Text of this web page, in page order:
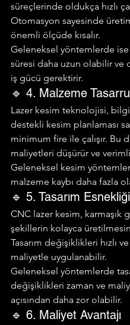
süreçlerinde oldukça hızlı
Otomasyon sayesinde
önemli ölçüde kısalır.
Geleneksel yöntemlerde
süresi daha uzun olabilir ve
iş gücü gerektirir.
🔹 4. Malzeme
Lazer kesim teknolojisi,
destekli kesim planlaması
minimum fire ile çalışır. Bu
maliyetleri düşürür ve
Geleneksel kesim
malzeme kaybı daha fazla
🔹 5. Tasarım Esnekliği
CNC lazer kesim, karmaşık
şekillerin kolayca
Tasarım değişiklikleri hızlı
maliyetle uygulanabilir.
Geleneksel yöntemlerde
değişiklikleri zaman ve
açısından daha zor olabilir.
🔹 6. Maliyet Avantajı